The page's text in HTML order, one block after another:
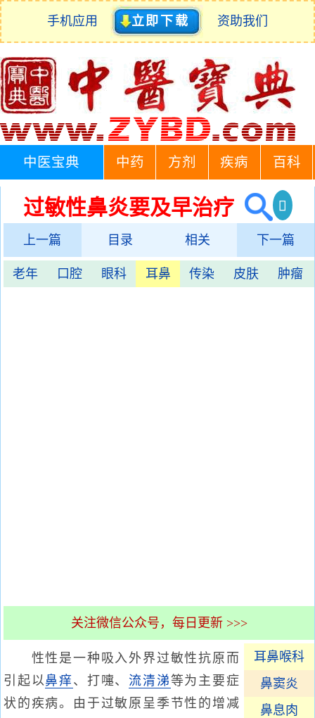
手机应用 立即下载 资助我们
中医宝典 中药 方剂 疾病 百科
过敏性鼻炎要及早治疗
上一篇 目录 相关 下一篇
老年 口腔 眼科 耳鼻 传染 皮肤 肿瘤
关注微信公众号，每日更新 >>>
耳鼻喉科
鼻窦炎
鼻息肉
性性是一种吸入外界过敏性抗原而
引起以鼻痒 、打嚏、 流清涕等为主要症
状的疾病。由于过敏原呈季节性的增减